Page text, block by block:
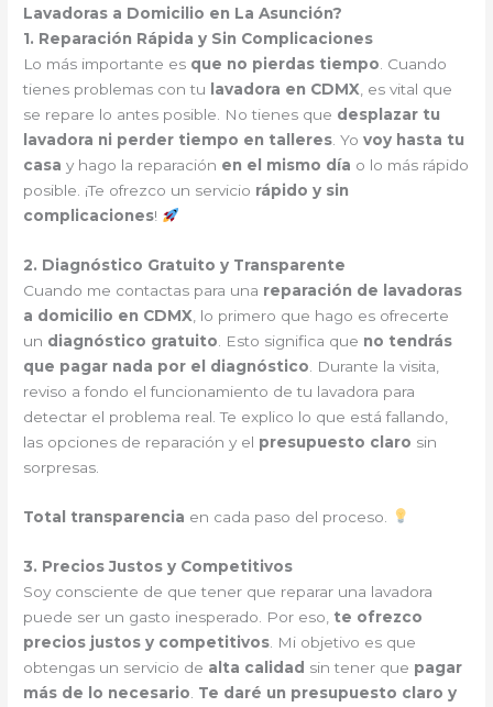
Lavadoras a Domicilio en La Asunción?
1. Reparación Rápida y Sin Complicaciones
Lo más importante es que no pierdas tiempo . Cuando
tienes problemas con tu
lavadora en CDMX , es vital que
se repare lo antes posible. No tienes que desplazar tu
lavadora ni perder tiempo en talleres . Yovoy hasta tu
casa y hago la reparación en el mismo día o lo más rápido
posible. ¡Te ofrezco un servicio rápido y sin
complicaciones!
2. Diagnóstico Gratuito y Transparente
Cuando me contactas para una reparación de lavadoras
a domicilio en CDMX , lo primero que hago es ofrecerte
un diagnóstico gratuito . Esto significa que no tendrás
que pagar nada por el diagnóstico . Durante la visita,
reviso a fondo el funcionamiento de tu lavadora para
detectar el problema real. Te explico lo que está fallando,
las opciones de reparación y el presupuesto claro sin
sorpresas.
Total transparencia en cada paso del proceso.
3. Precios Justos y Competitivos
Soy consciente de que tener que reparar una lavadora
puede ser un gasto inesperado. Por eso, te ofrezco
precios justos y competitivos . Mi objetivo es que
obtengas un servicio de alta calidad sin tener que pagar
más de lo necesario Te daré un presupuesto claro y